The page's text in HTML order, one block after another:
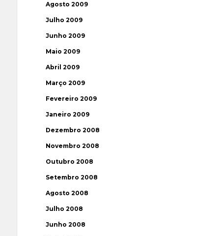
Agosto 2009
Julho 2009
Junho 2009
Maio 2009
Abril 2009
Março 2009
Fevereiro 2009
Janeiro 2009
Dezembro 2008
Novembro 2008
Outubro 2008
Setembro 2008
Agosto 2008
Julho 2008
Junho 2008